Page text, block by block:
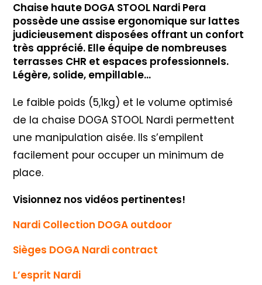
Chaise haute DOGA STOOL Nardi Pera
possède une assise ergonomique sur lattes
judicieusement disposées offrant un confort
très apprécié. Elle équipe de nombreuses
terrasses CHR et espaces professionnels.
Légère, solide, empillable…
Le faible poids (5,1kg) et le volume optimisé
de la chaise DOGA STOOL Nardi permettent
une manipulation aisée. Ils s’empilent
facilement pour occuper un minimum de
place.
Visionnez nos vidéos pertinentes!
Nardi Collection DOGA outdoor
Sièges DOGA Nardi contract
L’esprit Nardi